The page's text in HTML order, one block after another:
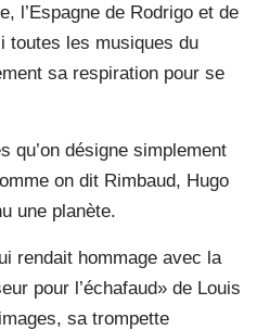
l’Espagne de Rodrigo et de
toutes les musiques du
sa respiration pour se
qu’on désigne simplement
on dit Rimbaud, Hugo
une planète.
rendait hommage avec la
pour l’échafaud» de Louis
sa trompette